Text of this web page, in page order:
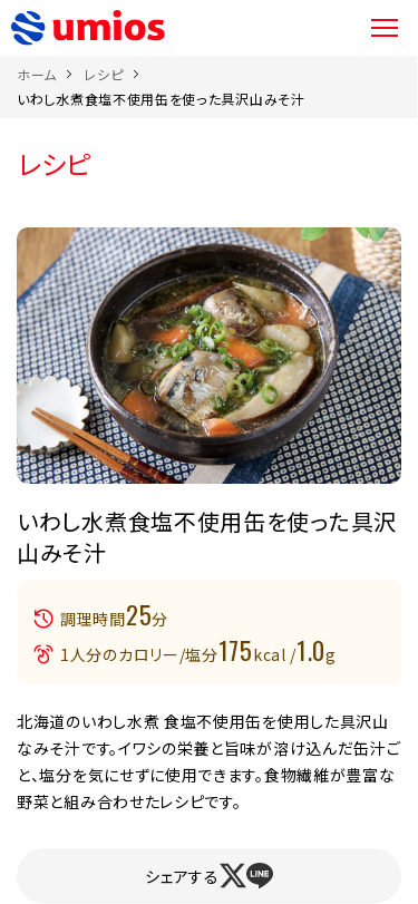
ホーム
レシピ
いわし水煮食塩不使用缶を使った具沢山みそ汁
レシピ
いわし水煮食塩不使用缶を使った具沢
山みそ汁
調理時間25分
1人分のカロリー/塩分175kcal /1.0g
北海道のいわし水煮 食塩不使用缶を使用した具沢山
なみそ汁です。イワシの栄養と旨味が溶け込んだ缶汁ご
と、塩分を気にせずに使用できます。食物繊維が豊富な
野菜と組み合わせたレシピです。
シェアする